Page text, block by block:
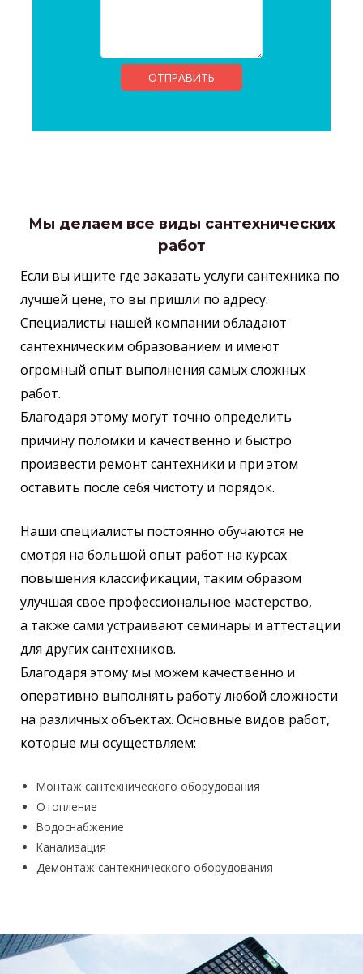
Мы делаем все виды сантехнических
работ
Если вы ищите где заказать услуги сантехника по
лучшей цене, то вы пришли по адресу.
Специалисты нашей компании обладают
сантехническим образованием и имеют
огромный опыт выполнения самых сложных
работ.
Благодаря этому могут точно определить
причину поломки и качественно и быстро
произвести ремонт сантехники и при этом
оставить после себя чистоту и порядок.
Наши специалисты постоянно обучаются не
смотря на большой опыт работ на курсах
повышения классификации, таким образом
улучшая свое профессиональное мастерство,
а также сами устраивают семинары и аттестации
для других сантехников.
Благодаря этому мы можем качественно и
оперативно выполнять работу любой сложности
на различных объектах. Основные видов работ,
которые мы осуществляем:
Монтаж сантехнического оборудования
Отопление
Водоснабжение
Канализация
Демонтаж сантехнического оборудования